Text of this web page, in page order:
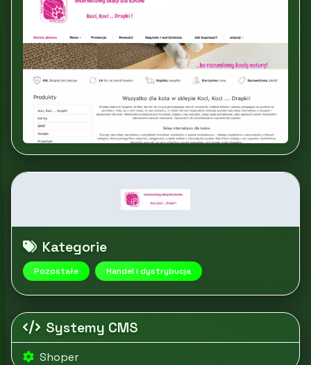
Kategorie
Pozostałe Handel i dystrybucja
Systemy CMS
Shoper